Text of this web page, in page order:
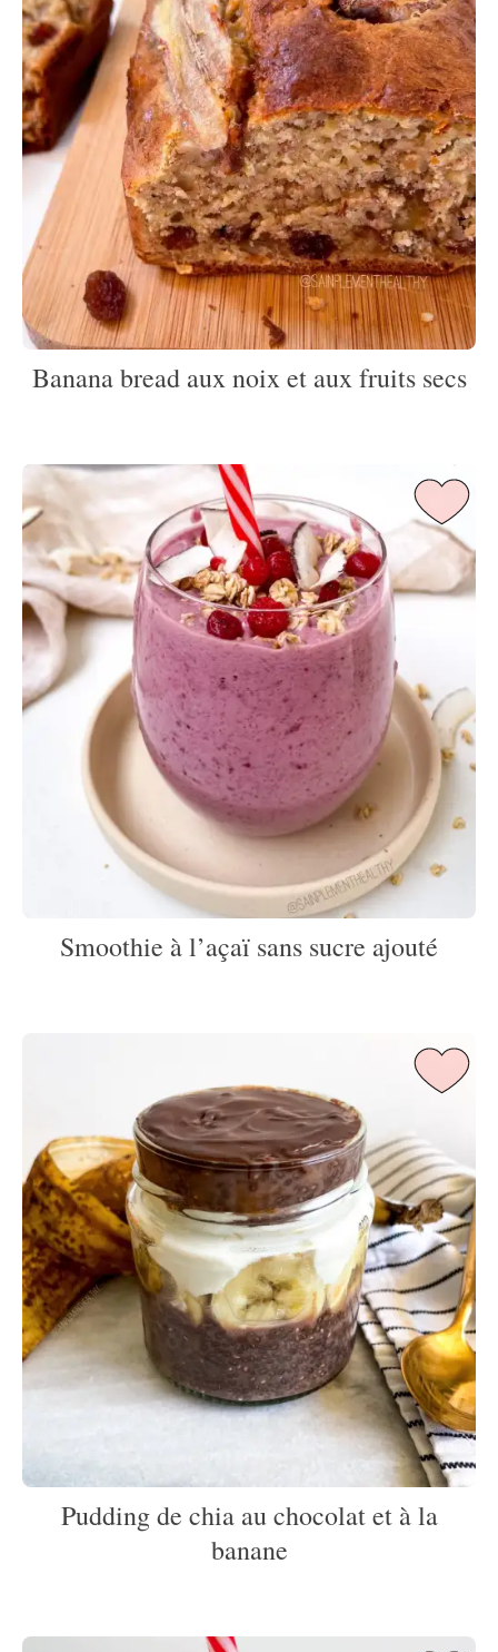
Banana bread aux noix et aux fruits secs
Smoothie à l’açaï sans sucre ajouté
Pudding de chia au chocolat et à la
banane